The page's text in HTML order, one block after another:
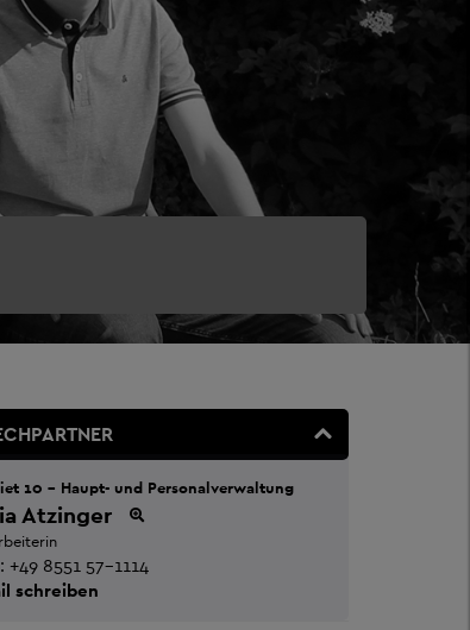
10 - Haupt- und Personalverwaltung
Atzinger
+49 8551 57-1114
schreiben